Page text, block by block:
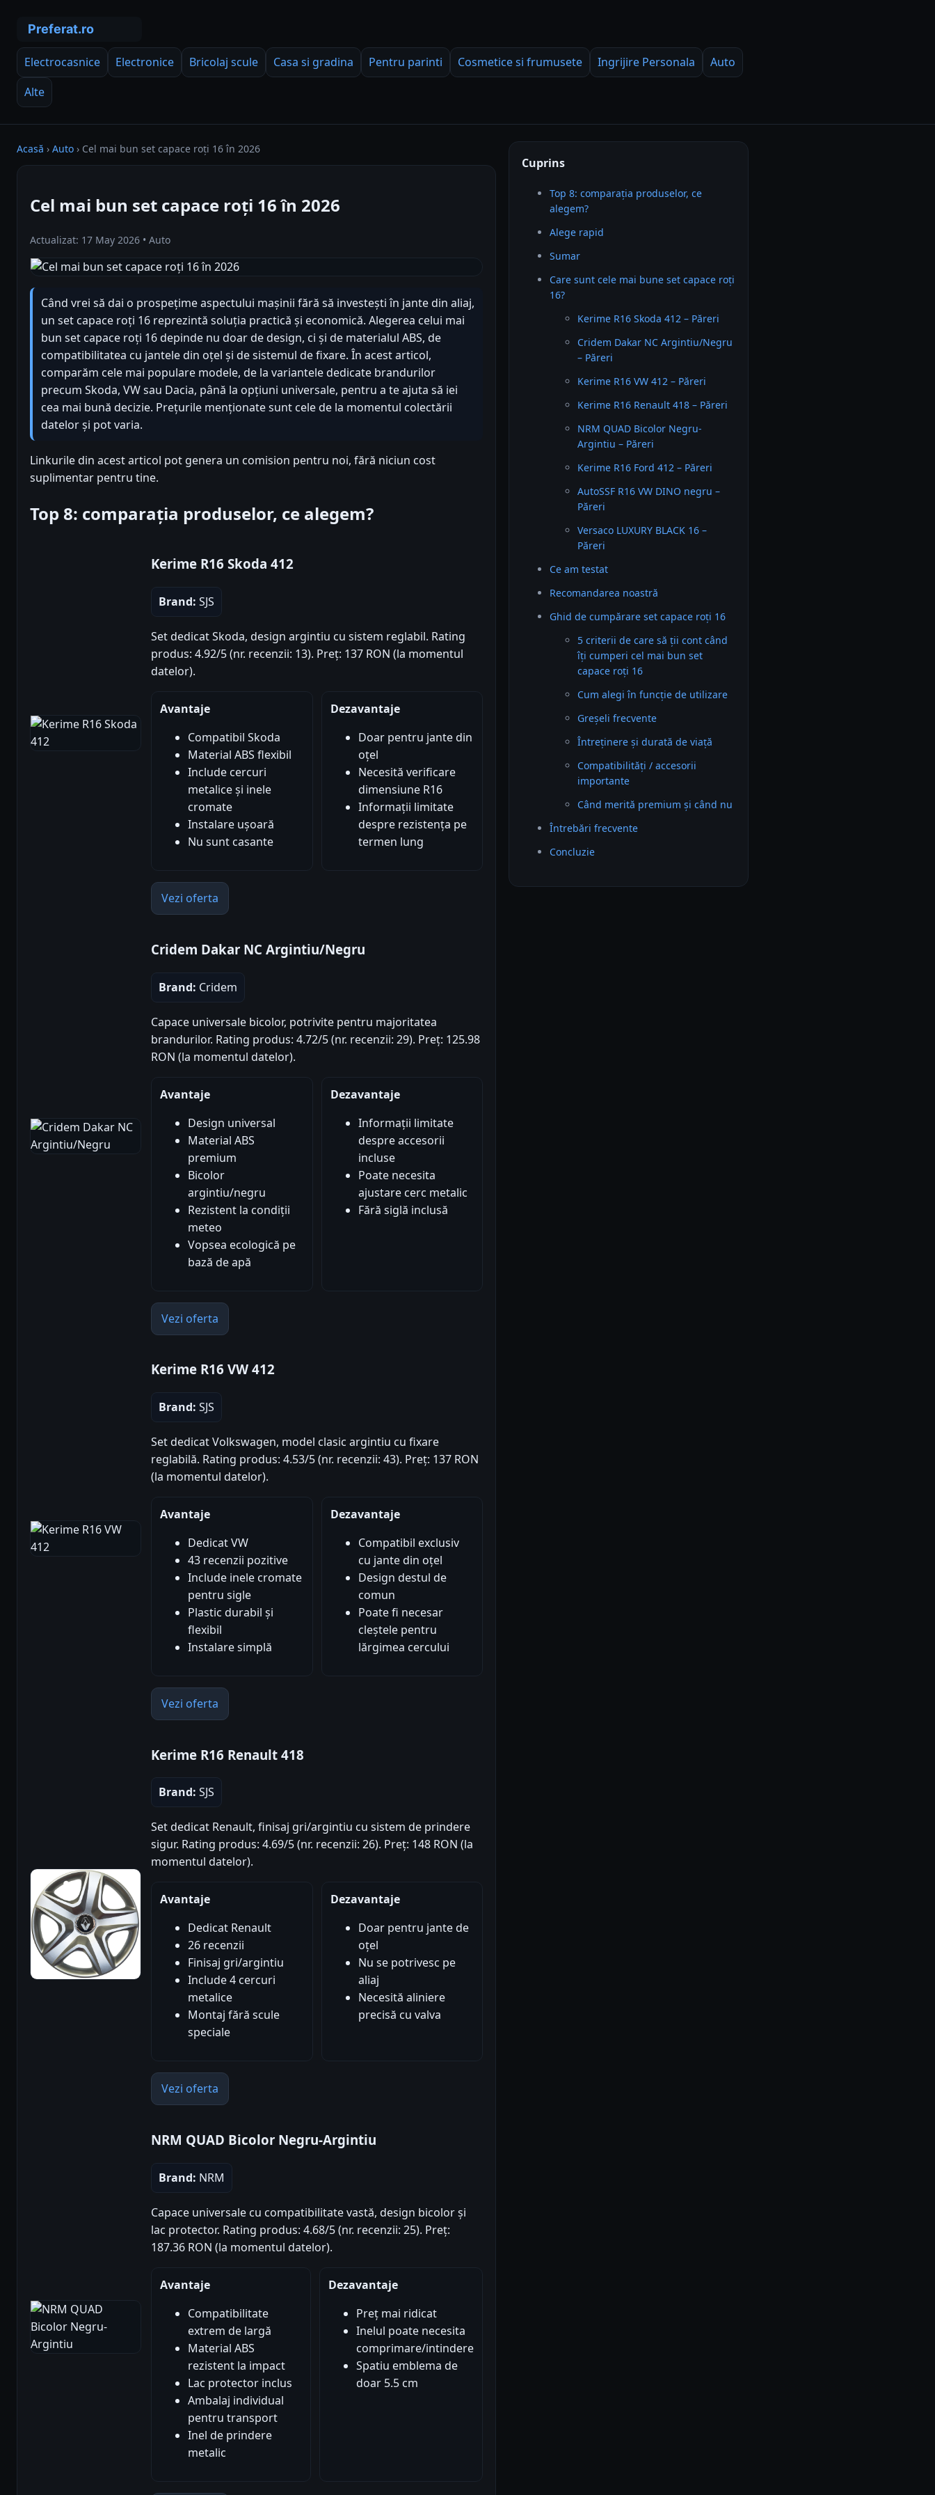
Electrocasnice Electronice Bricolaj scule Casa si gradina Pentru parinti Cosmetice si frumusete Ingrijire Personala
Auto
Alte
Acasă › Auto › Cel mai bun set capace roți 16 în 2026
Cel mai bun set capace roți 16 în 2026
Actualizat: 17 May 2026 • Auto
Când vrei să dai o prospețime aspectului mașinii fără să investești în jante din aliaj,
un set capace roți 16 reprezintă soluția practică și economică. Alegerea celui mai
bun set capace roți 16 depinde nu doar de design, ci și de materialul ABS, de
compatibilitatea cu jantele din oțel și de sistemul de fixare. În acest articol,
comparăm cele mai populare modele, de la variantele dedicate brandurilor
precum Skoda, VW sau Dacia, până la opțiuni universale, pentru a te ajuta să iei
cea mai bună decizie. Prețurile menționate sunt cele de la momentul colectării
datelor și pot varia.
Linkurile din acest articol pot genera un comision pentru noi, fără niciun cost
suplimentar pentru tine.
Top 8: comparația produselor, ce alegem?
Kerime R16 Skoda 412
Brand: SJS
Set dedicat Skoda, design argintiu cu sistem reglabil. Rating
produs: 4.92/5 (nr. recenzii: 13). Preț: 137 RON (la momentul
datelor).
Avantaje
Compatibil Skoda
Material ABS flexibil
Include cercuri
metalice și inele
cromate
Instalare ușoară
Nu sunt casante
Dezavantaje
Doar pentru jante din
oțel
Necesită verificare
dimensiune R16
Informații limitate
despre rezistența pe
termen lung
Vezi oferta
Cridem Dakar NC Argintiu/Negru
Brand: Cridem
Capace universale bicolor, potrivite pentru majoritatea
brandurilor. Rating produs: 4.72/5 (nr. recenzii: 29). Preț: 125.98
RON (la momentul datelor).
Avantaje
Design universal
Material ABS
premium
Bicolor
argintiu/negru
Rezistent la condiții
meteo
Vopsea ecologică pe
bază de apă
Dezavantaje
Informații limitate
despre accesorii
incluse
Poate necesita
ajustare cerc metalic
Fără siglă inclusă
Vezi oferta
Kerime R16 VW 412
Brand: SJS
Set dedicat Volkswagen, model clasic argintiu cu fixare
reglabilă. Rating produs: 4.53/5 (nr. recenzii: 43). Preț: 137 RON
(la momentul datelor).
Avantaje
Dedicat VW
43 recenzii pozitive
Include inele cromate
pentru sigle
Plastic durabil și
flexibil
Instalare simplă
Dezavantaje
Compatibil exclusiv
cu jante din oțel
Design destul de
comun
Poate fi necesar
cleștele pentru
lărgimea cercului
Vezi oferta
Kerime R16 Renault 418
Brand: SJS
Set dedicat Renault, finisaj gri/argintiu cu sistem de prindere
sigur. Rating produs: 4.69/5 (nr. recenzii: 26). Preț: 148 RON (la
momentul datelor).
Avantaje
Dedicat Renault
26 recenzii
Finisaj gri/argintiu
Include 4 cercuri
metalice
Montaj fără scule
speciale
Dezavantaje
Doar pentru jante de
oțel
Nu se potrivesc pe
aliaj
Necesită aliniere
precisă cu valva
Vezi oferta
NRM QUAD Bicolor Negru-Argintiu
Brand: NRM
Capace universale cu compatibilitate vastă, design bicolor și
lac protector. Rating produs: 4.68/5 (nr. recenzii: 25). Preț:
187.36 RON (la momentul datelor).
Avantaje
Compatibilitate
extrem de largă
Material ABS
rezistent la impact
Lac protector inclus
Ambalaj individual
pentru transport
Inel de prindere
metalic
Dezavantaje
Preț mai ridicat
Inelul poate necesita
comprimare/intindere
Spatiu emblema de
doar 5.5 cm
Cuprins
Top 8: comparația produselor, ce
alegem?
Alege rapid
Sumar
Care sunt cele mai bune set capace roți
16?
Kerime R16 Skoda 412 – Păreri
Cridem Dakar NC Argintiu/Negru
– Păreri
Kerime R16 VW 412 – Păreri
Kerime R16 Renault 418 – Păreri
NRM QUAD Bicolor Negru-
Argintiu – Păreri
Kerime R16 Ford 412 – Păreri
AutoSSF R16 VW DINO negru –
Păreri
Versaco LUXURY BLACK 16 –
Păreri
Ce am testat
Recomandarea noastră
Ghid de cumpărare set capace roți 16
5 criterii de care să ții cont când
îți cumperi cel mai bun set
capace roți 16
Cum alegi în funcție de utilizare
Greșeli frecvente
Întreținere și durată de viață
Compatibilități / accesorii
importante
Când merită premium și când nu
Întrebări frecvente
Concluzie